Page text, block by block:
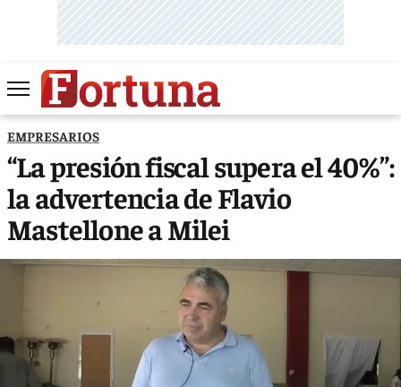
EMPRESARIOS
“La presión fiscal supera el 40%”:
la advertencia de Flavio
Mastellone a Milei